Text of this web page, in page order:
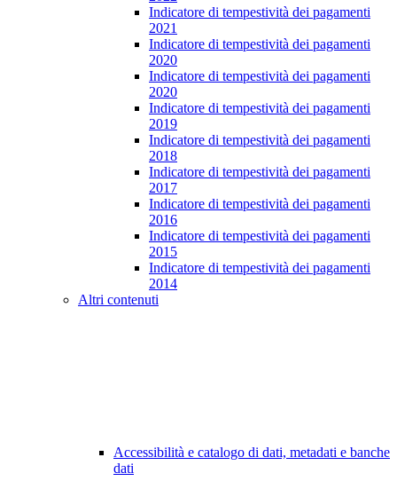
Indicatore di tempestività dei pagamenti
2021
Indicatore di tempestività dei pagamenti
2020
Indicatore di tempestività dei pagamenti
2020
Indicatore di tempestività dei pagamenti
2019
Indicatore di tempestività dei pagamenti
2018
Indicatore di tempestività dei pagamenti
2017
Indicatore di tempestività dei pagamenti
2016
Indicatore di tempestività dei pagamenti
2015
Indicatore di tempestività dei pagamenti
2014
Altri contenuti
Accessibilità e catalogo di dati, metadati e banche
dati